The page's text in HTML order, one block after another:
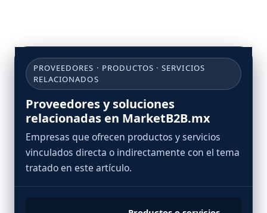
PROVEEDORES · PRODUCTOS · SERVICIOS
RELACIONADOS
Proveedores y soluciones
relacionadas en MarketB2B.mx
Empresas que ofrecen productos y servicios
vinculados directa o indirectamente con el tema
tratado en este artículo.